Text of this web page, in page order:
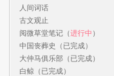
人间词话
古文观止
阅微草堂笔记（进行中 ）
中国丧葬史（已完成）
大仲马俱乐部（已完成）
白鲸（已完成）